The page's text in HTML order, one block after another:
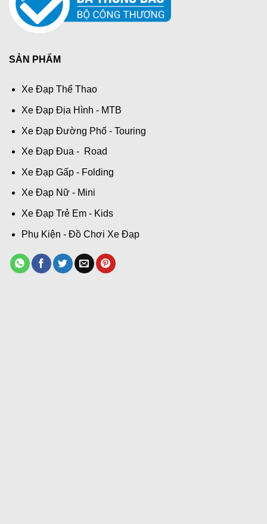
SẢN PHẨM
Xe Đạp Thể Thao
Xe Đạp Địa Hình - MTB
Xe Đạp Đường Phố - Touring
Xe Đạp Đua - Road
Xe Đạp Gấp - Folding
Xe Đạp Nữ - Mini
Xe Đạp Trẻ Em - Kids
Phụ Kiện - Đồ Chơi Xe Đạp